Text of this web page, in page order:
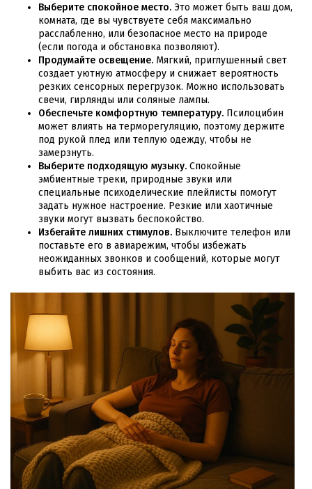
Выберите спокойное место. Это может быть ваш дом,
комната, где вы чувствуете себя максимально
расслабленно, или безопасное место на природе
(если погода и обстановка позволяют).
Продумайте освещение. Мягкий, приглушенный свет
создает уютную атмосферу и снижает вероятность
резких сенсорных перегрузок. Можно использовать
свечи, гирлянды или соляные лампы.
Обеспечьте комфортную температуру. Псилоцибин
может влиять на терморегуляцию, поэтому держите
под рукой плед или теплую одежду, чтобы не
замерзнуть.
Выберите подходящую музыку. Спокойные
эмбиентные треки, природные звуки или
специальные психоделические плейлисты помогут
задать нужное настроение. Резкие или хаотичные
звуки могут вызвать беспокойство.
Избегайте лишних стимулов. Выключите телефон или
поставьте его в авиарежим, чтобы избежать
неожиданных звонков и сообщений, которые могут
выбить вас из состояния.